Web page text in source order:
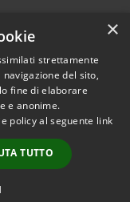
© 2026 • Comune di
• Powered by
•
Accesso
redazione
×
strettamente
del sito,
fine di elaborare
e anonime.
policy al seguente link
TUTTO